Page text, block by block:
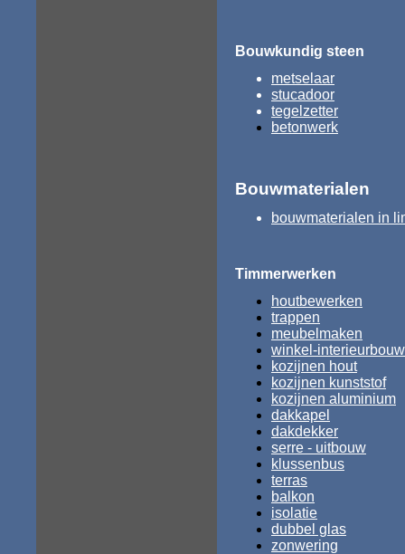
Bouwkundig steen
metselaar
stucadoor
tegelzetter
betonwerk
Bouwmaterialen
bouwmaterialen in
Timmerwerken
houtbewerken
trappen
meubelmaken
winkel-interieurbouw
kozijnen hout
kozijnen kunststof
kozijnen aluminium
dakkapel
dakdekker
serre - uitbouw
klussenbus
terras
balkon
isolatie
dubbel glas
zonwering